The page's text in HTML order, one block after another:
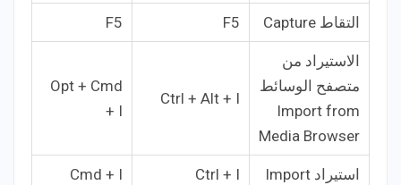
التقاط Capture F5
F5
الاستيراد من
متصفح الوسائط
Import from
Media Browser
Ctrl + Alt + I
Opt + Cmd
+ I
استيراد Import Ctrl + I
Cmd + I